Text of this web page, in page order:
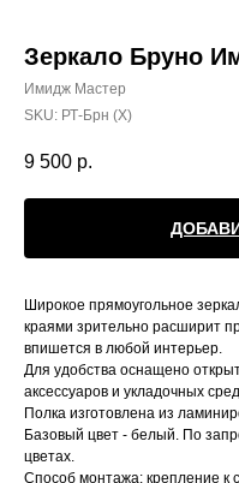
Зеркало Бруно
Имидж Мастер
SKU: РТ-Брн (Х)
9 500 р.
Широкое прямоугольное
краями зрительно расширит
впишется в любой интерьер.
Для удобства оснащено
аксессуаров и укладочных
Полка изготовлена из
Базовый цвет - белый. По
цветах.
Способ монтажа: крепление к